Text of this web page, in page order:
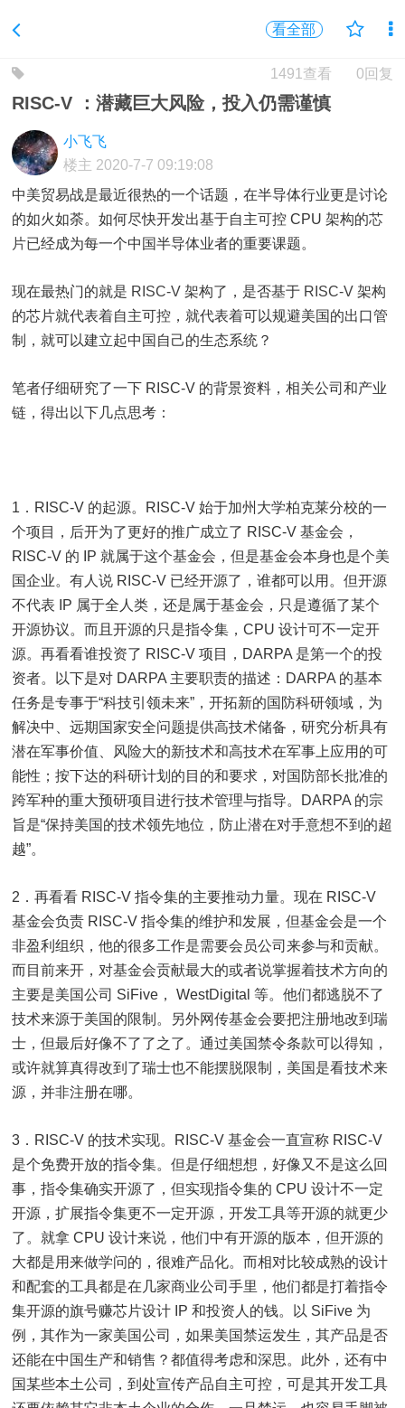
看全部
0回复
1491查看
RISC-V ：潜藏巨大风险，投入仍需谨慎
小飞飞
楼主 2020-7-7 09:19:08
中美贸易战是最近很热的一个话题，在半导体行业更是讨论
的如火如荼。如何尽快开发出基于自主可控 CPU 架构的芯
片已经成为每一个中国半导体业者的重要课题。
现在最热门的就是 RISC-V 架构了，是否基于 RISC-V 架构
的芯片就代表着自主可控，就代表着可以规避美国的出口管
制，就可以建立起中国自己的生态系统？
笔者仔细研究了一下 RISC-V 的背景资料，相关公司和产业
链，得出以下几点思考：
1．RISC-V 的起源。RISC-V 始于加州大学柏克莱分校的一
个项目，后开为了更好的推广成立了 RISC-V 基金会，
RISC-V 的 IP 就属于这个基金会，但是基金会本身也是个美
国企业。有人说 RISC-V 已经开源了，谁都可以用。但开源
不代表 IP 属于全人类，还是属于基金会，只是遵循了某个
开源协议。而且开源的只是指令集，CPU 设计可不一定开
源。再看看谁投资了 RISC-V 项目，DARPA 是第一个的投
资者。以下是对 DARPA 主要职责的描述：DARPA 的基本
任务是专事于“科技引领未来”，开拓新的国防科研领域，为
解决中、远期国家安全问题提供高技术储备，研究分析具有
潜在军事价值、风险大的新技术和高技术在军事上应用的可
能性；按下达的科研计划的目的和要求，对国防部长批准的
跨军种的重大预研项目进行技术管理与指导。DARPA 的宗
旨是“保持美国的技术领先地位，防止潜在对手意想不到的超
越”。
2．再看看 RISC-V 指令集的主要推动力量。现在 RISC-V
基金会负责 RISC-V 指令集的维护和发展，但基金会是一个
非盈利组织，他的很多工作是需要会员公司来参与和贡献。
而目前来开，对基金会贡献最大的或者说掌握着技术方向的
主要是美国公司 SiFive， WestDigital 等。他们都逃脱不了
技术来源于美国的限制。另外网传基金会要把注册地改到瑞
士，但最后好像不了了之了。通过美国禁令条款可以得知，
或许就算真得改到了瑞士也不能摆脱限制，美国是看技术来
源，并非注册在哪。
3．RISC-V 的技术实现。RISC-V 基金会一直宣称 RISC-V
是个免费开放的指令集。但是仔细想想，好像又不是这么回
事，指令集确实开源了，但实现指令集的 CPU 设计不一定
开源，扩展指令集更不一定开源，开发工具等开源的就更少
了。就拿 CPU 设计来说，他们中有开源的版本，但开源的
大都是用来做学问的，很难产品化。而相对比较成熟的设计
和配套的工具都是在几家商业公司手里，他们都是打着指令
集开源的旗号赚芯片设计 IP 和投资人的钱。以 SiFive 为
例，其作为一家美国公司，如果美国禁运发生，其产品是否
还能在中国生产和销售？都值得考虑和深思。此外，还有中
国某些本土公司，到处宣传产品自主可控，可是其开发工具